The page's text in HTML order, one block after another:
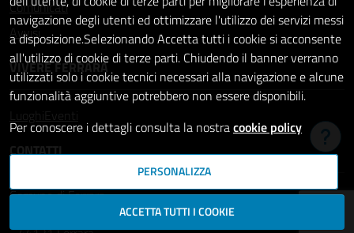
Comunicati
Avvisi
VIVERE FERRARA
Luoghi
Eventi
CONTATTI
Comune di Ferrara
Piazza del Municipio, 2
navigazione degli utenti ed ottimizzare l'utilizzo dei servizi messi
a disposizione.Selezionando Accetta tutti i cookie si acconsente
all'utilizzo di cookie di terze parti. Chiudendo il banner verranno
utilizzati solo i cookie tecnici necessari alla navigazione e alcune
funzionalità aggiuntive potrebbero non essere disponibili.
Per conoscere i dettagli consulta la nostracookie policy
PERSONALIZZA
ACCETTA TUTTI I COOKIE
Hai